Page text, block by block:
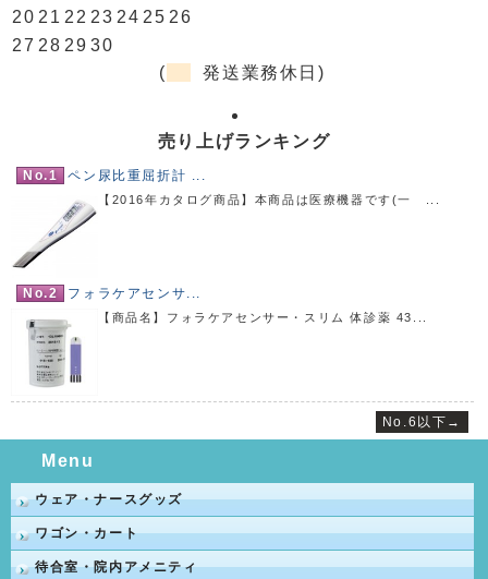
20 21 22 23 24 25 26
27 28 29 30
(
発送業務休日)
売り上げランキング
No.1 ペン尿比重屈折計 ...
【2016年カタログ商品】本商品は医療機器です(一 ...
No.2 フォラケアセンサ...
【商品名】フォラケアセンサー・スリム 体診薬 43...
No.6以下→
Menu
ウェア・ナースグッズ
ワゴン・カート
待合室・院内アメニティ